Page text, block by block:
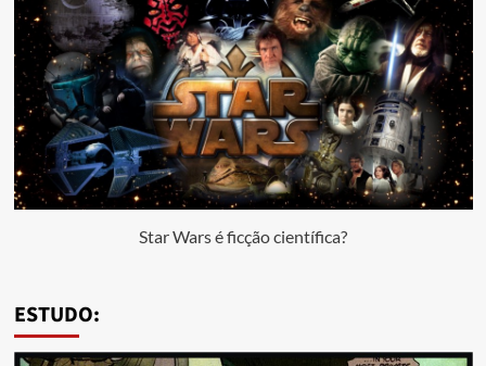
Star Wars é ficção científica?
ESTUDO: